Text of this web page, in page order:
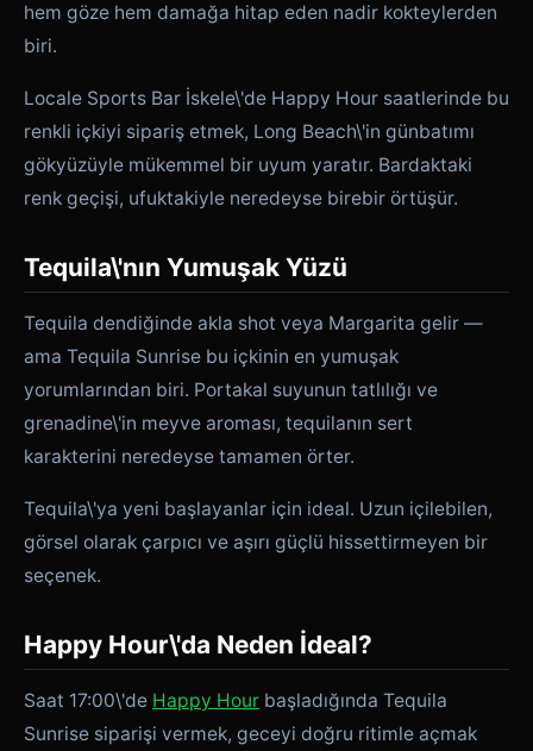
hem göze hem damağa hitap eden nadir kokteylerden
biri.
Locale Sports Bar İskele\'de Happy Hour saatlerinde bu
renkli içkiyi sipariş etmek, Long Beach\'in günbatımı
gökyüzüyle mükemmel bir uyum yaratır. Bardaktaki
renk geçişi, ufuktakiyle neredeyse birebir örtüşür.
Tequila\'nın Yumuşak Yüzü
Tequila dendiğinde akla shot veya Margarita gelir —
ama Tequila Sunrise bu içkinin en yumuşak
yorumlarından biri. Portakal suyunun tatlılığı ve
grenadine\'in meyve aroması, tequilanın sert
karakterini neredeyse tamamen örter.
Tequila\'ya yeni başlayanlar için ideal. Uzun içilebilen,
görsel olarak çarpıcı ve aşırı güçlü hissettirmeyen bir
seçenek.
Happy Hour\'da Neden İdeal?
Saat 17:00\'de Happy Hour başladığında Tequila
Sunrise siparişi vermek, geceyi doğru ritimle açmak